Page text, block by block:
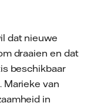
dat nieuwe
draaien en dat
beschikbaar
Marieke van
in